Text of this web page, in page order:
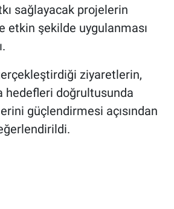
sağlayacak projelerin
etkin şekilde uygulanması
ziyaretlerin,
hedefleri doğrultusunda
güçlendirmesi açısından